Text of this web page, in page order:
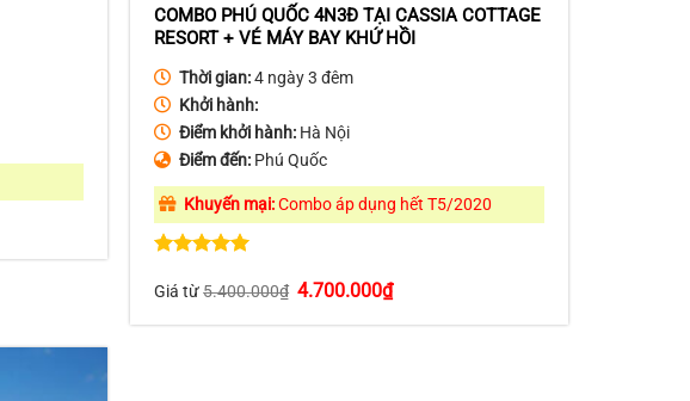
COMBO PHÚ QUỐC 4N3Đ TẠI CASSIA COTTAGE
RESORT + VÉ MÁY BAY KHỨ HỒI
Thời gian:4 ngày 3 đêm
Khởi hành:
Điểm khởi hành: Hà Nội
Điểm đến: Phú Quốc
Khuyến mại:Combo áp dụng hết T5/2020
hạng5.00
Giá từ5.400.000₫ Giá
là:
4.700.000₫Giá
hiện
tại